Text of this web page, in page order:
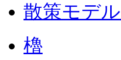
散策モデ
櫓